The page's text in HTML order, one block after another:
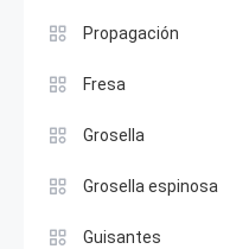
Propagación
Fresa
Grosella
Grosella espinosa
Guisantes